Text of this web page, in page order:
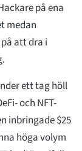
på ena
medan
att dra i
ett tag höll
och NFT-
inbringade $25
höga volym